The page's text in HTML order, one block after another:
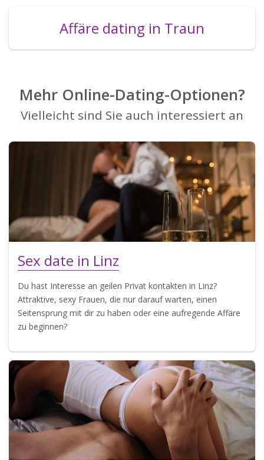
Affäre dating in Traun
Mehr Online-Dating-Optionen?
Vielleicht sind Sie auch interessiert an
Sex date in Linz
Du hast Interesse an geilen Privat kontakten in Linz?
Attraktive, sexy Frauen, die nur darauf warten, einen
Seitensprung mit dir zu haben oder eine aufregende Affäre
zu beginnen?